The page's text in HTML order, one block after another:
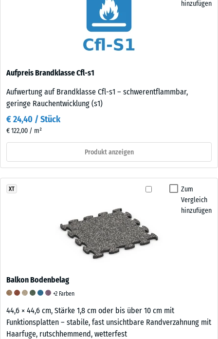
hinzufügen
Aufpreis Brandklasse Cfl-s1
Aufwertung auf Brandklasse Cfl-s1 – schwerentflammbar,
geringe Rauchentwicklung (s1)
€ 24,40 / Stück
€ 122,00 / m²
Produkt anzeigen
Zum
Vergleich
hinzufügen
XT
Balkon Bodenbelag
+2 Farben
44,6 × 44,6 cm, Stärke 1,8 cm oder bis über 10 cm mit
Funktionsplatten – stabile, fast unsichtbare Randverzahnung mit
Haarfuge, rutschhemmend, wetterfest